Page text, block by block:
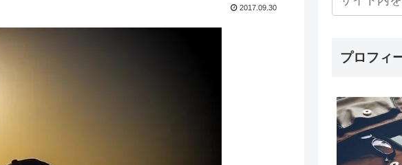
2017.09.30
プロフィ